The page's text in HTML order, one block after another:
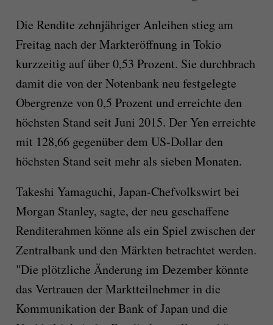
Die Rendite zehnjähriger Anleihen stieg am
Freitag nach der Markteröffnung in Tokio
kurzzeitig auf über 0,53 Prozent. Sie durchbrach
damit die von der Notenbank neu festgelegte
Obergrenze von 0,5 Prozent und erreichte den
höchsten Stand seit Juni 2015. Der Yen erreichte
mit 128,66 gegenüber dem US-Dollar den
höchsten Stand seit mehr als sieben Monaten.
Takeshi Yamaguchi, Japan-Chefvolkswirt bei
Morgan Stanley, sagte, der neu geschaffene
Renditerahmen könne als ein Spiel zwischen der
Zentralbank und den Märkten betrachtet werden.
"Die plötzliche Änderung im Dezember könnte
das Vertrauen der Marktteilnehmer in die
Kommunikation der Bank of Japan und die